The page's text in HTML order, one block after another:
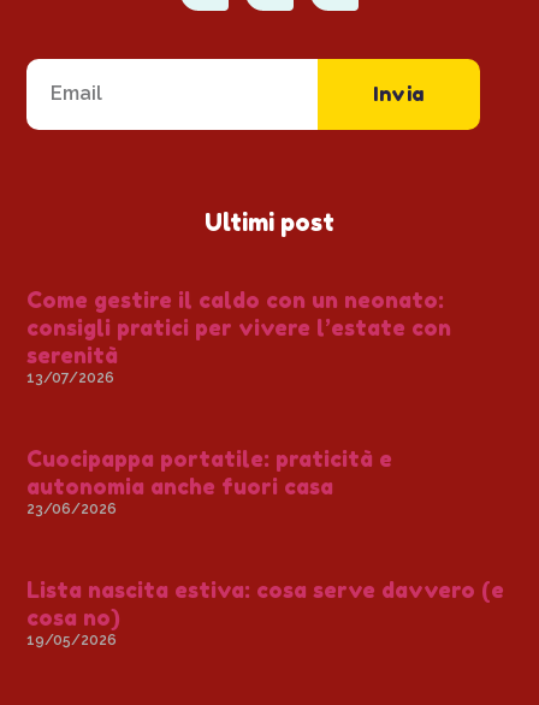
Invia
Ultimi post
Come gestire il caldo con un neonato:
consigli pratici per vivere l’estate con
serenità
13/07/2026
Cuocipappa portatile: praticità e
autonomia anche fuori casa
23/06/2026
Lista nascita estiva: cosa serve davvero (e
cosa no)
19/05/2026